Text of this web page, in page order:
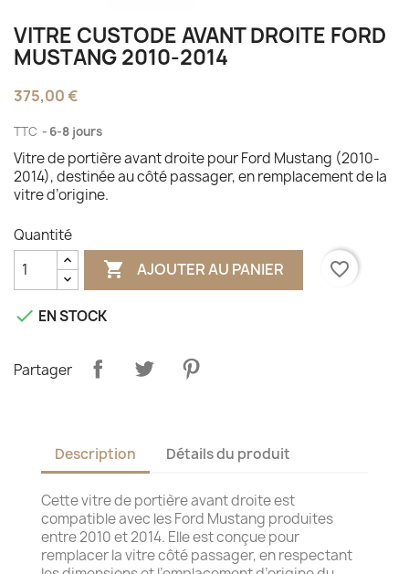
VITRE CUSTODE AVANT DROITE FORD
MUSTANG 2010‑2014
375,00 €
TTC 6-8 jours
Vitre de portière avant droite pour Ford Mustang (2010-
2014), destinée au côté passager, en remplacement de la
vitre d’origine.
Quantité
 AJOUTER AU PANIER favorite_border
 EN STOCK
Partager
Description Détails du produit
Cette vitre de portière avant droite est
compatible avec les Ford Mustang produites
entre 2010 et 2014. Elle est conçue pour
remplacer la vitre côté passager, en respectant